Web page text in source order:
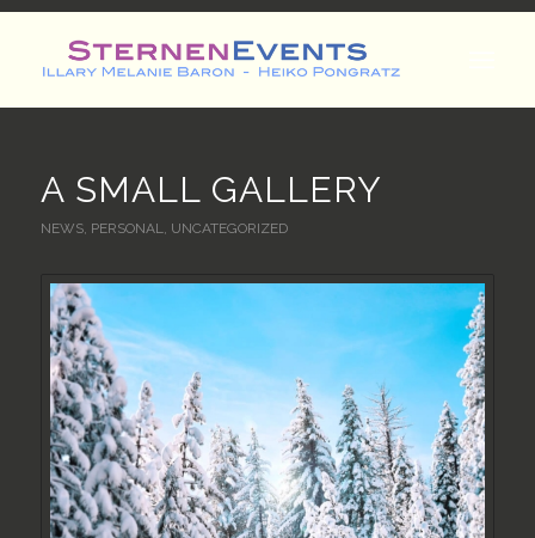
A SMALL GALLERY
NEWS, PERSONAL, UNCATEGORIZED